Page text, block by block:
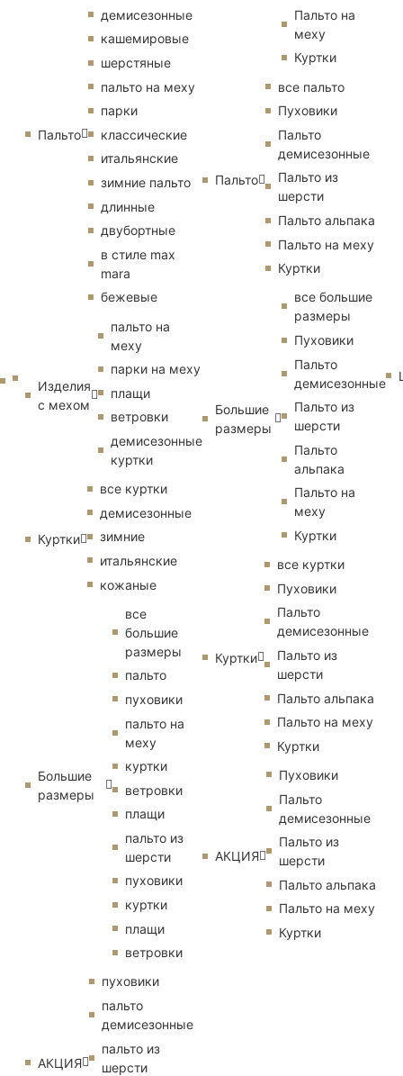
Пальто
демисезонные
кашемировые
шерстяные
пальто на меху
парки
классические
итальянские
зимние пальто
длинные
двубортные
в стиле max
mara
бежевые
Изделия
с мехом
пальто на
меху
парки на меху
плащи
ветровки
демисезонные
куртки
Куртки
все куртки
демисезонные
зимние
итальянские
кожаные
Большие
размеры
все
большие
размеры
пальто
пуховики
пальто на
меху
куртки
ветровки
плащи
пальто из
шерсти
пуховики
куртки
плащи
ветровки
АКЦИЯ
пуховики
пальто
демисезонные
пальто из
шерсти
Пальто на
меху
Куртки
Пальто
все пальто
Пуховики
Пальто
демисезонные
Пальто из
шерсти
Пальто альпака
Пальто на меху
Куртки
Большие
размеры
все большие
размеры
Пуховики
Пальто
демисезонные
Пальто из
шерсти
Пальто
альпака
Пальто на
меху
Куртки
Куртки
все куртки
Пуховики
Пальто
демисезонные
Пальто из
шерсти
Пальто альпака
Пальто на меху
Куртки
АКЦИЯ
Пуховики
Пальто
демисезонные
Пальто из
шерсти
Пальто альпака
Пальто на меху
Куртки